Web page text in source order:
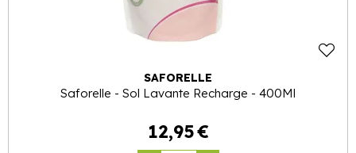
SAFORELLE
Saforelle - Sol Lavante Recharge - 400Ml
12,95€